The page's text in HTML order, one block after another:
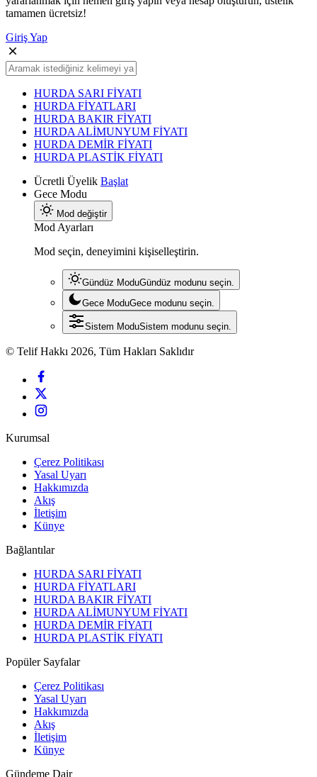
tamamen ücretsiz!
Giriş Yap
HURDA SARI FİYATI
HURDA FİYATLARI
HURDA BAKIR FİYATI
HURDA ALİMUNYUM FİYATI
HURDA DEMİR FİYATI
HURDA PLASTİK FİYATI
Ücretli Üyelik Başlat
Gece Modu
Mod değiştir
Mod Ayarları
Mod seçin, deneyimini kişiselleştirin.
Gündüz ModuGündüz modunu seçin.
Gece ModuGece modunu seçin.
Sistem ModuSistem modunu seçin.
© Telif Hakkı 2026, Tüm Hakları Saklıdır
Kurumsal
Çerez Politikası
Yasal Uyarı
Hakkımızda
Akış
İletişim
Künye
Bağlantılar
HURDA SARI FİYATI
HURDA FİYATLARI
HURDA BAKIR FİYATI
HURDA ALİMUNYUM FİYATI
HURDA DEMİR FİYATI
HURDA PLASTİK FİYATI
Popüler Sayfalar
Çerez Politikası
Yasal Uyarı
Hakkımızda
Akış
İletişim
Künye
Gündeme Dair